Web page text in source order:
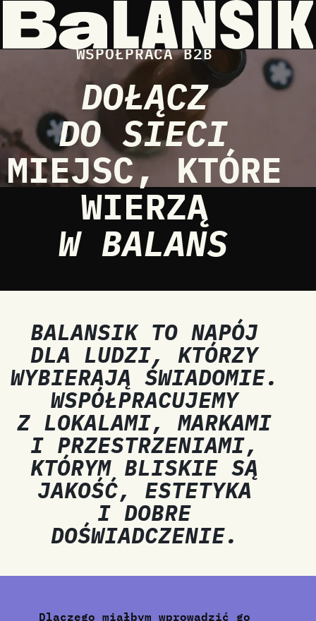
Skip to main content
Toggle Menu
WSPÓŁPRACA B2B
DOŁĄCZ
DO SIECI
MIEJSC, KTÓRE
WIERZĄ
W BALANS
BALANSIK TO NAPÓJ
DLA LUDZI, KTÓRZY
WYBIERAJĄ ŚWIADOMIE.
WSPÓŁPRACUJEMY
Z LOKALAMI, MARKAMI
I PRZESTRZENIAMI,
KTÓRYM BLISKIE SĄ
JAKOŚĆ, ESTETYKA
I DOBRE
DOŚWIADCZENIE.
Dlaczego miałbym wprowadzić go